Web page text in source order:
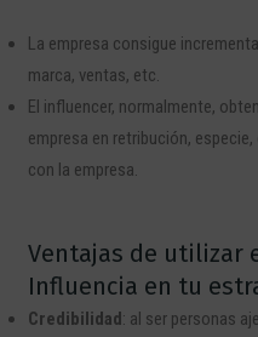
La empresa consigue
marca, ventas, etc.
El influencer, normalmente,
empresa en retribución,
con la empresa.
Ventajas de utilizar
Influencia en tu
Credibilidad: al ser personas